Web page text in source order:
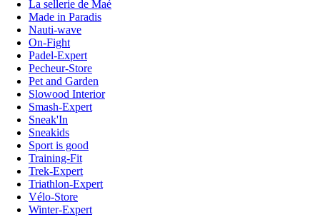
La sellerie de Maé
Made in Paradis
Nauti-wave
On-Fight
Padel-Expert
Pecheur-Store
Pet and Garden
Slowood Interior
Smash-Expert
Sneak'In
Sneakids
Sport is good
Training-Fit
Trek-Expert
Triathlon-Expert
Vélo-Store
Winter-Expert